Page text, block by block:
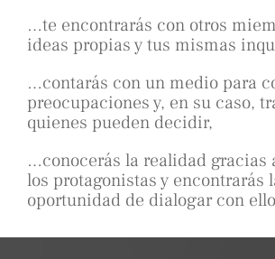
…te encontrarás con otros
ideas propias y tus mismas
…contarás con un medio para
preocupaciones y, en su caso,
quienes pueden decidir,
…conocerás la realidad gracias
los protagonistas y encontrarás
oportunidad de dialogar con